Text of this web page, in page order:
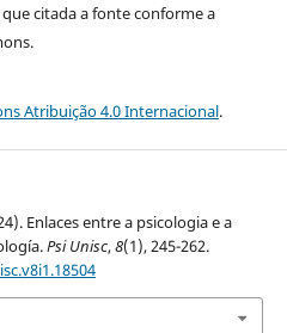
citada a fonte conforme a
Atribuição 4.0 Internacional.
Enlaces entre a psicologia e a
Psi Unisc,8(1), 245-262.